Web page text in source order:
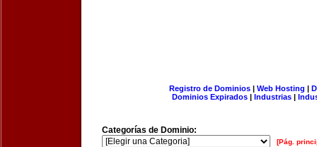
Registro de Dominios| Web Hosting |
Dominios Expirados | Industrias |
Categorías de Dominio:
[Pág.